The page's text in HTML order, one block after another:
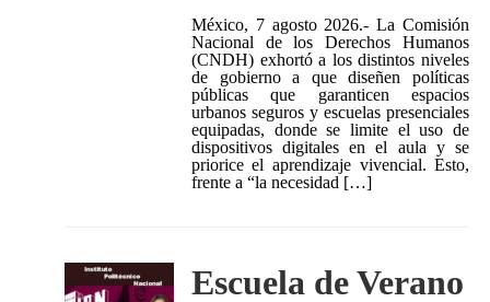
México, 7 agosto 2026.- La Comisión
Nacional de los Derechos Humanos
(CNDH) exhortó a los distintos niveles
de gobierno a que diseñen políticas
públicas que garanticen espacios
urbanos seguros y escuelas presenciales
equipadas, donde se limite el uso de
dispositivos digitales en el aula y se
priorice el aprendizaje vivencial. Esto,
frente a “la necesidad […]
Escuela de Verano